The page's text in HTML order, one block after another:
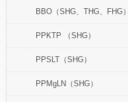
BBO（SHG、THG、FHG）
PPKTP （SHG）
PPSLT（SHG）
PPMgLN（SHG）